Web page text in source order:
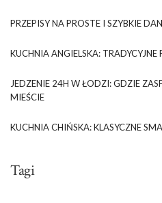
PRZEPISY NA PROSTE I SZYBKIE
KUCHNIA ANGIELSKA:
JEDZENIE 24H W ŁODZI: GDZIE
MIEŚCIE
KUCHNIA CHIŃSKA: KLASYCZNE
Tagi